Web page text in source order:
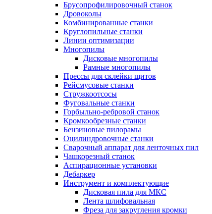
Брусопрофилировочный станок
Дровоколы
Комбинированные станки
Круглопильные станки
Линии оптимизации
Многопилы
Дисковые многопилы
Рамные многопилы
Прессы для склейки щитов
Рейсмусовые станки
Стружкоотсосы
Фуговальные станки
Горбыльно-ребровой станок
Кромкообрезные станки
Бензиновые пилорамы
Оцилиндровочные станки
Сварочный аппарат для ленточных пил
Чашкорезный станок
Аспирационные установки
Дебаркер
Инструмент и комплектующие
Дисковая пила для МКС
Лента шлифовальная
Фреза для закругления кромки